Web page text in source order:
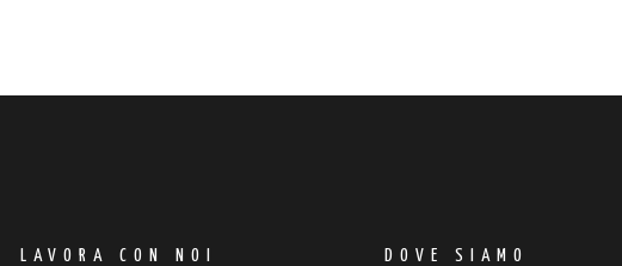
LAVORA CON NOI DOVE SIAMO